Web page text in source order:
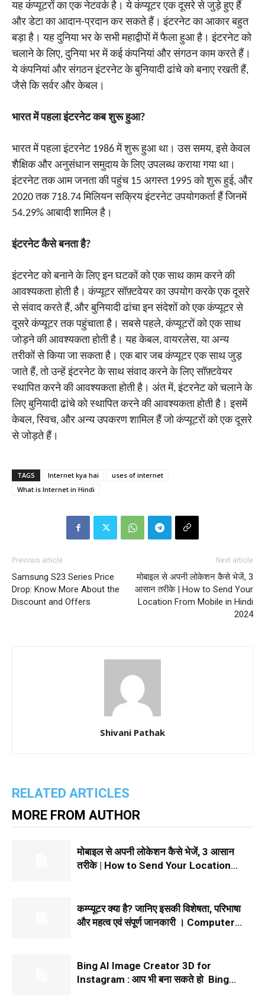
यह कंप्यूटरों का एक नेटवर्क है। ये कंप्यूटर एक दूसरे से जुड़े हुए हैं
और डेटा का आदान-प्रदान कर सकते हैं। इंटरनेट का आकार बहुत
बड़ा है। यह दुनिया भर के सभी महाद्वीपों में फैला हुआ है। इंटरनेट को
चलाने के लिए, दुनिया भर में कई कंपनियां और संगठन काम करते हैं।
ये कंपनियां और संगठन इंटरनेट के बुनियादी ढांचे को बनाए रखती हैं,
जैसे कि सर्वर और केबल।
भारत में पहला इंटरनेट कब शुरू हुआ?
भारत में पहला इंटरनेट 1986 में शुरू हुआ था। उस समय, इसे केवल
शैक्षिक और अनुसंधान समुदाय के लिए उपलब्ध कराया गया था।
इंटरनेट तक आम जनता की पहुंच 15 अगस्त 1995 को शुरू हुई, और
2020 तक 718.74 मिलियन सक्रिय इंटरनेट उपयोगकर्ता हैं जिनमें
54.29% आबादी शामिल है।
इंटरनेट कैसे बनता है?
इंटरनेट को बनाने के लिए इन घटकों को एक साथ काम करने की
आवश्यकता होती है। कंप्यूटर सॉफ़्टवेयर का उपयोग करके एक दूसरे
से संवाद करते हैं, और बुनियादी ढांचा इन संदेशों को एक कंप्यूटर से
दूसरे कंप्यूटर तक पहुंचाता है। सबसे पहले, कंप्यूटरों को एक साथ
जोड़ने की आवश्यकता होती है। यह केबल, वायरलेस, या अन्य
तरीकों से किया जा सकता है। एक बार जब कंप्यूटर एक साथ जुड़
जाते हैं, तो उन्हें इंटरनेट के साथ संवाद करने के लिए सॉफ़्टवेयर
स्थापित करने की आवश्यकता होती है। अंत में, इंटरनेट को चलाने के
लिए बुनियादी ढांचे को स्थापित करने की आवश्यकता होती है। इसमें
केबल, स्विच, और अन्य उपकरण शामिल हैं जो कंप्यूटरों को एक दूसरे
से जोड़ते हैं।
TAGS Internet kya hai
uses of internet
What is Internet in Hindi
Previous article
Samsung S23 Series Price
Drop: Know More About the
Discount and Offers
Next article
मोबाइल से अपनी लोकेशन कैसे भेजें, 3
आसान तरीके | How to Send Your
Location From Mobile in Hindi
2024
Shivani Pathak
RELATED ARTICLES
MORE FROM AUTHOR
मोबाइल से अपनी लोकेशन कैसे भेजें, 3 आसान
तरीके | How to Send Your Location
कम्प्यूटर क्या है? जानिए इसकी विशेषता, परिभाषा
और महत्व एवं संपूर्ण जानकारी । Computer
Bing AI Image Creator 3D for
Instagram : आप भी बना सकते हो Bing